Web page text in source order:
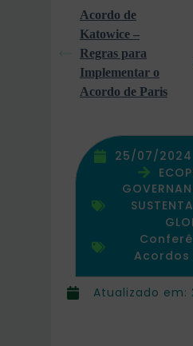
Atualizado em:
Acordo de
Katowice –
Regras para
Implementar o
Acordo de Paris
25/07/2024
Acordos